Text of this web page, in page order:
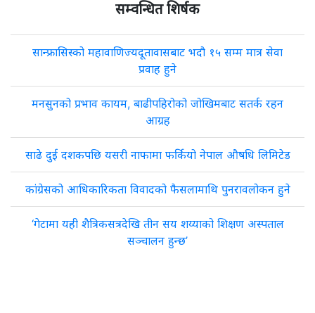
सम्वन्धित शिर्षक
सान्फ्रासिस्को महावाणिज्यदूतावासबाट भदौ १५ सम्म मात्र सेवा
प्रवाह हुने
मनसुनको प्रभाव कायम, बाढीपहिरोको जोखिमबाट सतर्क रहन
आग्रह
साढे दुई दशकपछि यसरी नाफामा फर्कियो नेपाल औषधि लिमिटेड
कांग्रेसको आधिकारिकता विवादको फैसलामाथि पुनरावलोकन हुने
‘गेटामा यही शैत्रिकसत्रदेखि तीन सय शय्याको शिक्षण अस्पताल
सञ्चालन हुन्छ’